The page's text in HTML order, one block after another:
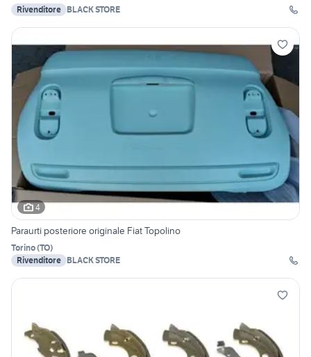
Rivenditore BLACK STORE
4
Paraurti posteriore originale Fiat Topolino
Torino(TO)
Rivenditore BLACK STORE